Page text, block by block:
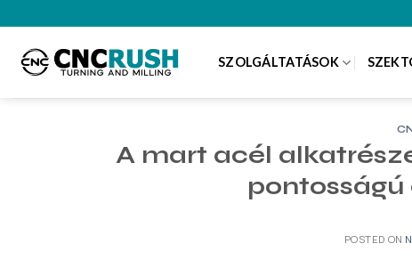
to
content
SZOLGÁLTATÁSOK
A mart acél
POSTED ON